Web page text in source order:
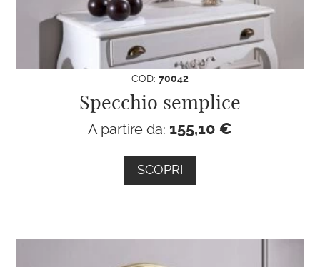
COD: 70042
Specchio semplice
A partire da: 155,10 €
SCOPRI